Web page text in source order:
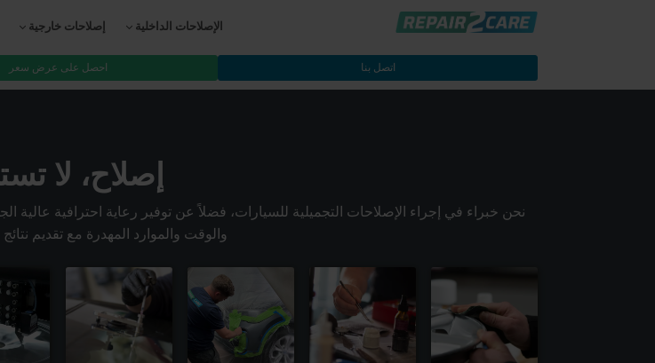
الإصلاحات الداخلية إصلاحات خارجية
اتصل بنا احصل على عرض سعر
إصلاح، لا
نحن خبراء في إجراء الإصلاحات التجميلية للسيارات، فضلاً عن توفير رعاية احترافية عالية
والوقت والموارد المهدرة مع تقديم